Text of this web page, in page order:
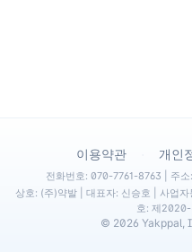
이용약관 개인
전화번호: 070-7761-8763 | 주
상호: (주)약발 | 대표자: 신승호 | 사업
호: 제2020-
© 2026 Yakppal,